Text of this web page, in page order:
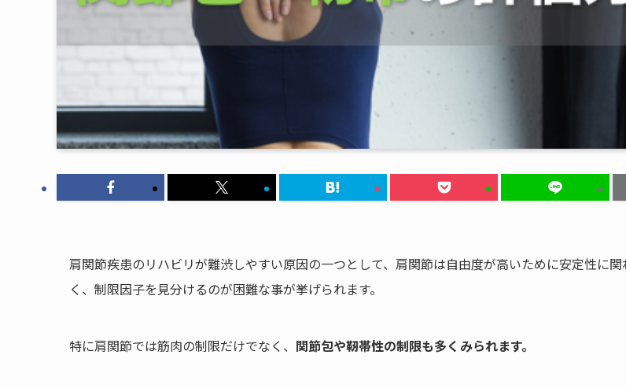
肩関節疾患のリハビリが難渋しやすい原因の一つとして、肩関節は自由度が高いために安定性に
く、制限因子を見分けるのが困難な事が挙げられます。
特に肩関節では筋肉の制限だけでなく、 関節包や靭帯性の制限も多くみられます。